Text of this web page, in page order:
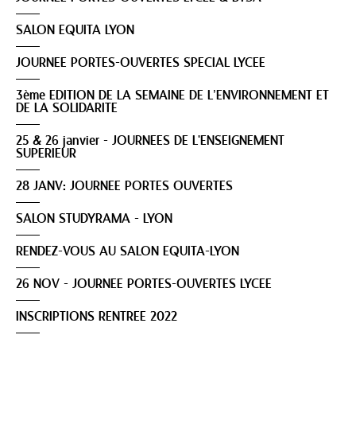
SALON EQUITA LYON
JOURNEE PORTES-OUVERTES SPECIAL LYCEE
3ème EDITION DE LA SEMAINE DE L’ENVIRONNEMENT ET
DE LA SOLIDARITE
25 & 26 janvier - JOURNEES DE L'ENSEIGNEMENT
SUPERIEUR
28 JANV: JOURNEE PORTES OUVERTES
SALON STUDYRAMA - LYON
RENDEZ-VOUS AU SALON EQUITA-LYON
26 NOV - JOURNEE PORTES-OUVERTES LYCEE
INSCRIPTIONS RENTREE 2022